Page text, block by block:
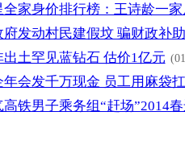
全家身价排行榜：王诗龄一
府发动村民建假坟 骗财政补助
出土罕见蓝钻石 估价1亿元
年会发千万现金 员工用麻袋
高铁男子乘务组“赶场”2014